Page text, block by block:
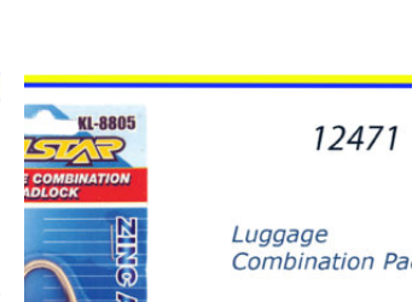
12471
-
CANDADO
DE
COMBINACION
quantity